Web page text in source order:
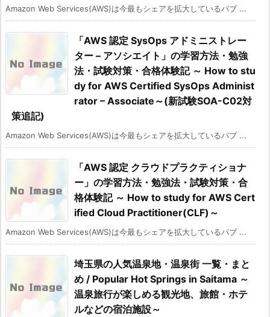
Amazon Web Services(AWS)は今最もシェアを拡大しているパブ ...
「AWS 認定 SysOps アドミニストレー
ター – アソシエイト」の学習方法・勉強
法・試験対策・合格体験記 ～ How to stu
dy for AWS Certified SysOps Administ
rator – Associate～(新試験SOA-C02対
策追記)
Amazon Web Services(AWS)は今最もシェアを拡大しているパブ ...
「AWS 認定 クラウドプラクティショナ
ー」の学習方法・勉強法・試験対策・合
格体験記 ～ How to study for AWS Cert
ified Cloud Practitioner(CLF)～
Amazon Web Services(AWS)は今最もシェアを拡大しているパブ ...
埼玉県の人気温泉地・温泉街 一覧・まと
め / Popular Hot Springs in Saitama ～
温泉旅行が楽しめる観光地、旅館・ホテ
ルなどの宿泊施設～